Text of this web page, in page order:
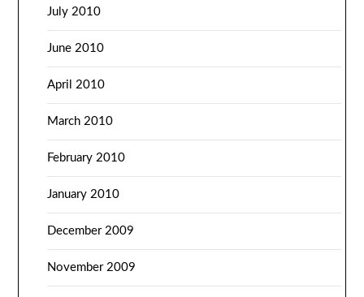
July 2010
June 2010
April 2010
March 2010
February 2010
January 2010
December 2009
November 2009